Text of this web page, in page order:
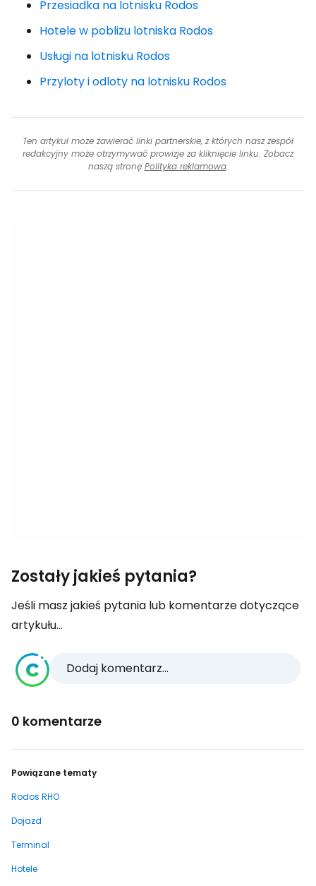
Przesiadka na lotnisku Rodos
Hotele w pobliżu lotniska Rodos
Usługi na lotnisku Rodos
Przyloty i odloty na lotnisku Rodos
Ten artykuł może zawierać linki partnerskie, z których nasz zespół
redakcyjny może otrzymywać prowizje za kliknięcie linku. Zobacz
naszą stronę Polityka reklamowa.
Zostały jakieś pytania?
Jeśli masz jakieś pytania lub komentarze dotyczące
artykułu...
Dodaj komentarz...
0 komentarze
Powiązane tematy
Rodos RHO
Dojazd
Terminal
Hotele